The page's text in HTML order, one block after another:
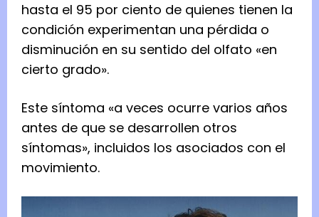
hasta el 95 por ciento de quienes tienen la
condición experimentan una pérdida o
disminución en su sentido del olfato «en
cierto grado».
Este síntoma «a veces ocurre varios años
antes de que se desarrollen otros
síntomas», incluidos los asociados con el
movimiento.